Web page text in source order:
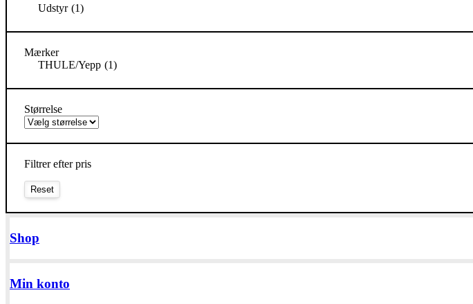
Udstyr (1)
Mærker
THULE/Yepp (1)
Størrelse
Filtrer efter pris
Shop
Min konto